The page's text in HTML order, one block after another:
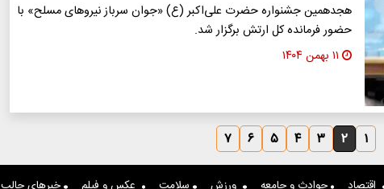
هجدهمین جشنواره حضرت علی‌اکبر (ع) «جوان سرباز نیرو‌های مسلح» با
حضور فرمانده کل ارتش برگزار شد.
۱۱ بهمن ۱۴۰۴
۱ ۲ ۳ ۴ ۵ ۶ ۷